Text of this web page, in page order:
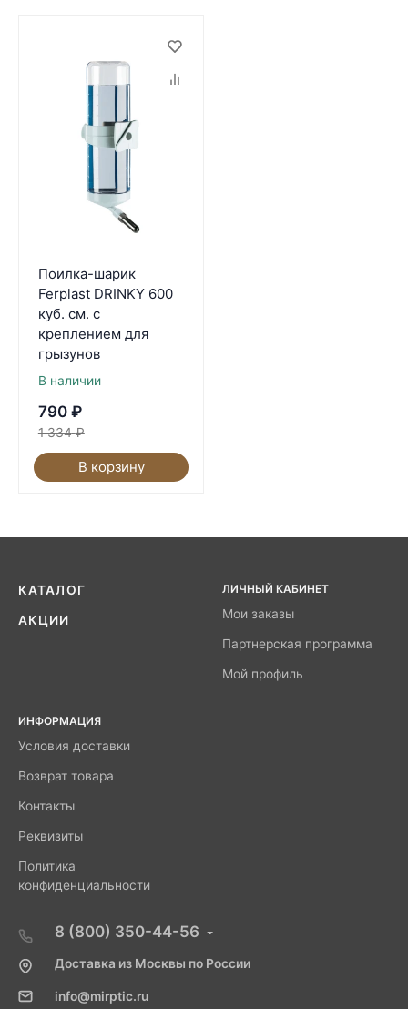
Поилка-шарик
Ferplast DRINKY 600
куб. см. с
креплением для
грызунов
В наличии
790 ₽
1 334 ₽
В корзину
КАТАЛОГ
АКЦИИ
ЛИЧНЫЙ КАБИНЕТ
Мои заказы
Партнерская программа
Мой профиль
ИНФОРМАЦИЯ
Условия доставки
Возврат товара
Контакты
Реквизиты
Политика
конфиденциальности
8 (800) 350-44-56
Доставка из Москвы по России
info@mirptic.ru